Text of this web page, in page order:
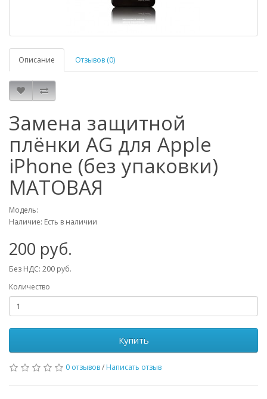
Описание Отзывов (0)
Замена защитной
плёнки AG для Apple
iPhone (без упаковки)
МАТОВАЯ
Модель:
Наличие: Есть в наличии
200 руб.
Без НДС: 200 руб.
Количество
Купить
0 отзывов/ Написать отзыв